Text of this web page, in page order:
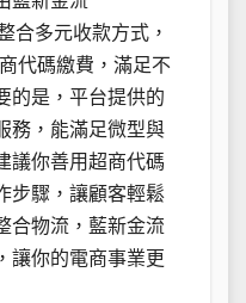
合多元收款方式，
代碼繳費，滿足不
的是，平台提供的
務，能滿足微型與
議你善用超商代碼
步驟，讓顧客輕鬆
合物流，藍新金流
讓你的電商事業更